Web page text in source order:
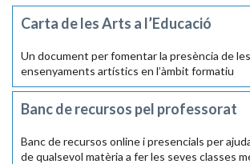
Carta de les Arts a l’Educació
Un document per fomentar la presència de
ensenyaments artístics en l’àmbit formatiu
Banc de recursos pel professorat
Banc de recursos online i presencials per
de qualsevol matèria a fer les seves classes